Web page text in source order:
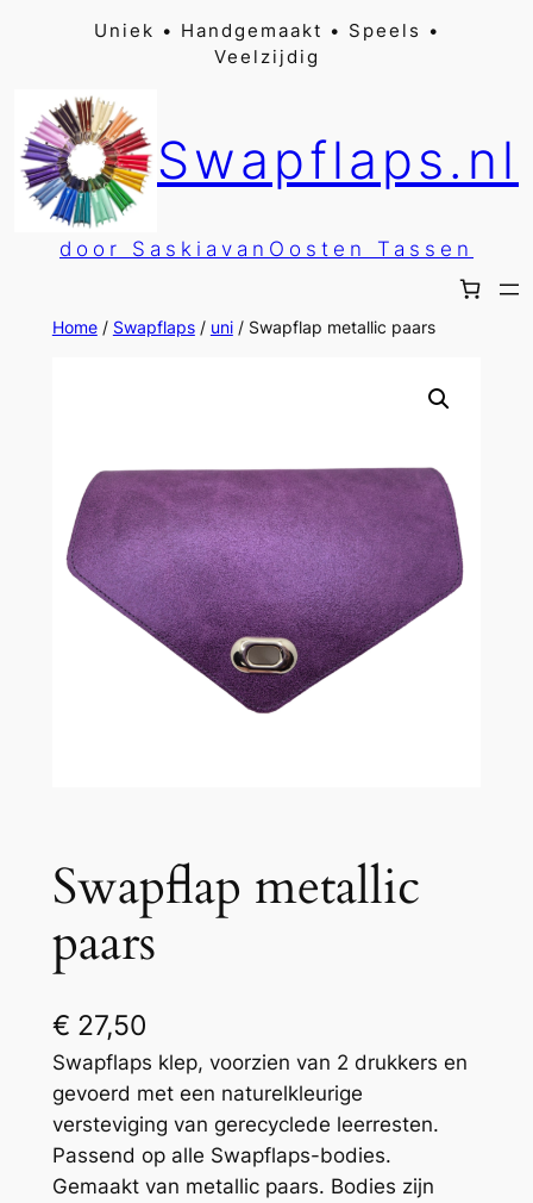
inhoud
Uniek • Handgemaakt • Speels •
Veelzijdig
Swapflaps.nl
door SaskiavanOosten Tassen
Home/ Swapflaps/ uni/ Swapflap metallic paars
Swapflap metallic
paars
€ 27,50
Swapflaps klep, voorzien van 2 drukkers en
gevoerd met een naturelkleurige
versteviging van gerecyclede leerresten.
Passend op alle Swapflaps-bodies.
Gemaakt van metallic paars. Bodies zijn